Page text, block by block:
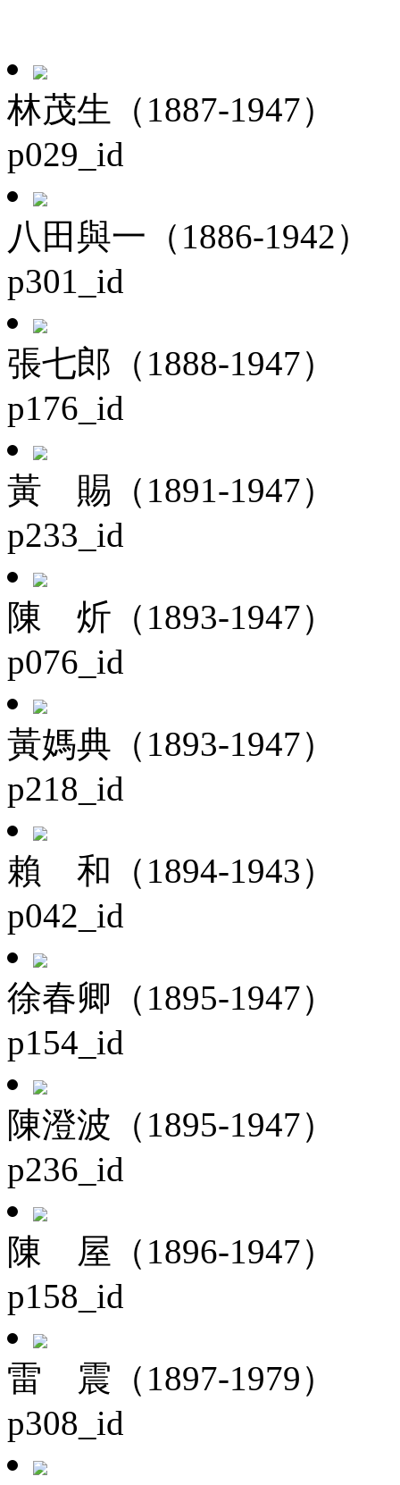
林茂生（1887-1947）
p029_id
八田與一（1886-1942）
p301_id
張七郎（1888-1947）
p176_id
黃 賜（1891-1947）
p233_id
陳 炘（1893-1947）
p076_id
黃媽典（1893-1947）
p218_id
賴 和（1894-1943）
p042_id
徐春卿（1895-1947）
p154_id
陳澄波（1895-1947）
p236_id
陳 屋（1896-1947）
p158_id
雷 震（1897-1979）
p308_id